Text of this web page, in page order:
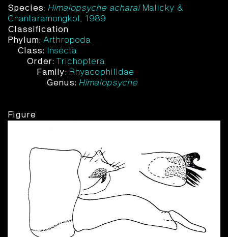
Species: Himalopsyche acharaiMalicky &
Chantaramongkol, 1989
Classification
Phylum: Arthropoda
Class: Insecta
Order: Trichoptera
Family: Rhyacophilidae
Genus: Himalopsyche
Figure